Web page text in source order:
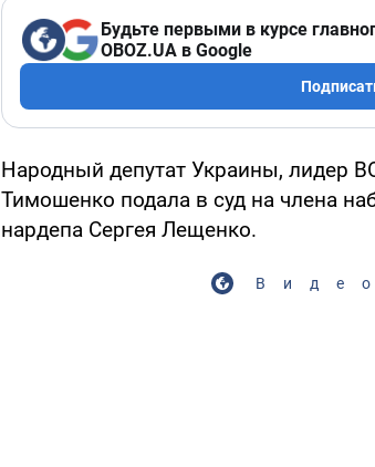
Будьте первыми в курсе
OBOZ.UA в Google
Народный депутат Украины, лидер
Тимошенко подала в суд на члена
нардепа Сергея Лещенко.